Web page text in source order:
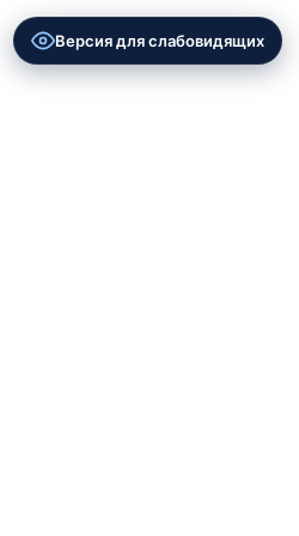
Версия для слабовидящих